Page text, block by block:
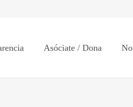
Asóciate / Dona